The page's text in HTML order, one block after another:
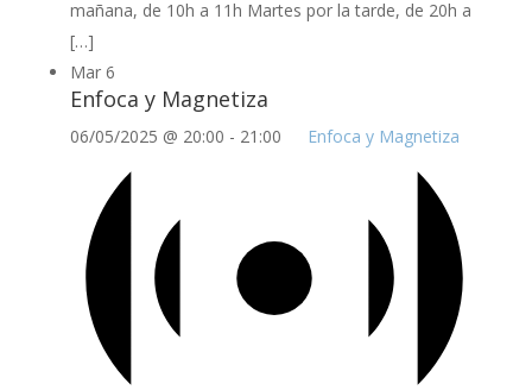
mañana, de 10h a 11h Martes por la tarde, de 20h a
[…]
Mar 6
Enfoca y Magnetiza
06/05/2025 @ 20:00 - 21:00 Enfoca y Magnetiza